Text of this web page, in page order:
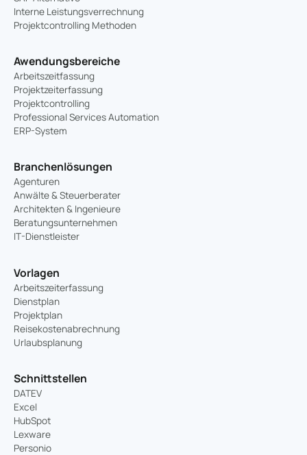
Interne Leistungsverrechnung
Projektcontrolling Methoden
Awendungsbereiche
Arbeitszeitfassung
Projektzeiterfassung
Projektcontrolling
Professional Services Automation
ERP-System
Branchenlösungen
Agenturen
Anwälte & Steuerberater
Architekten & Ingenieure
Beratungsunternehmen
IT-Dienstleister
Vorlagen
Arbeitszeiterfassung
Dienstplan
Projektplan
Reisekostenabrechnung
Urlaubsplanung
Schnittstellen
DATEV
Excel
HubSpot
Lexware
Personio